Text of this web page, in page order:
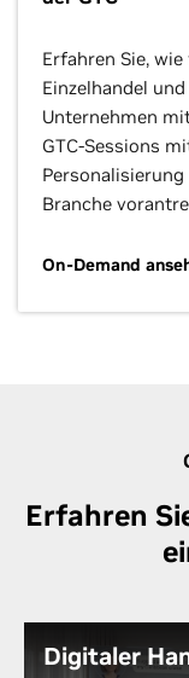
Erfahren Sie,
Einzelhandel
Unternehmen
GTC-Sessions
Branche
On-Demand
Erfahren
Digitaler